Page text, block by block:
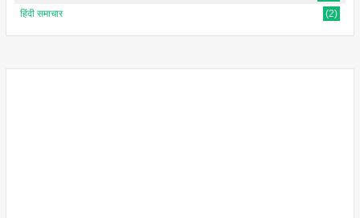
हिंदी समाचार
(2)